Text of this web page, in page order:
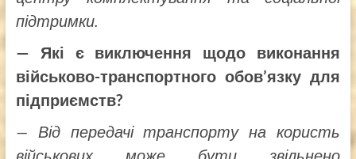
підтримки.
— Які є виключення щодо виконання
військово-транспортного обов’язку для
підприємств?
— Від передачі транспорту на користь
військових може бути звільнено